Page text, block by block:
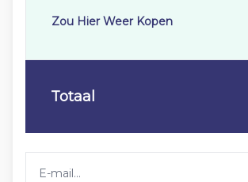
Zou Hier Weer Kopen
Totaal